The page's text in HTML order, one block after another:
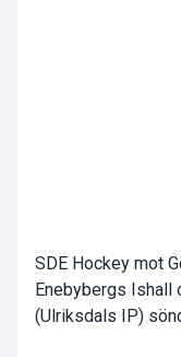
SDE Hockey mot
Enebybergs Ishall
(Ulriksdals IP)